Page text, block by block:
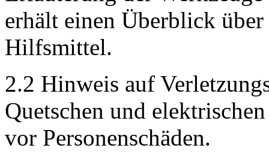
erhält einen Überblick
Hilfsmittel.
2.2 Hinweis auf
Quetschen und
vor Personenschäden.